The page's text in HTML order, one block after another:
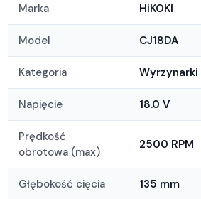
Marka HiKOKI
Model CJ18DA
Kategoria Wyrzynarki
Napięcie 18.0 V
Prędkość
obrotowa (max)
2500 RPM
Głębokość cięcia 135 mm